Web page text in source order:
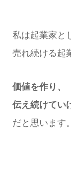
私は起業家と
売れ続ける起
価値を作り、
伝え続けてい
だと思います。